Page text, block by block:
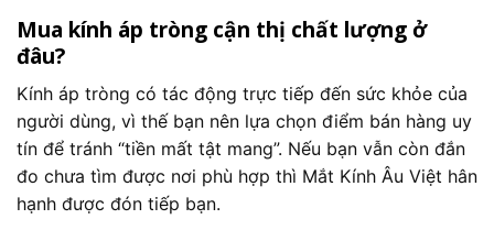
Mua kính áp tròng cận thị chất lượng ở
đâu?
Kính áp tròng có tác động trực tiếp đến sức khỏe của
người dùng, vì thế bạn nên lựa chọn điểm bán hàng uy
tín để tránh “tiền mất tật mang”. Nếu bạn vẫn còn đắn
đo chưa tìm được nơi phù hợp thì Mắt Kính Âu Việt hân
hạnh được đón tiếp bạn.